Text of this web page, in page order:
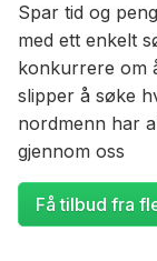
Spar tid og
med ett enkelt
konkurrere om
slipper å søke
nordmenn har
gjennom oss
Få tilbud fra